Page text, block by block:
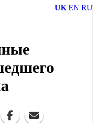
UK EN RU